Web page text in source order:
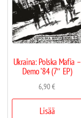
Ukraina: Polska Mafia –
Demo ’84 (7″ EP)
6,90€
Lisää